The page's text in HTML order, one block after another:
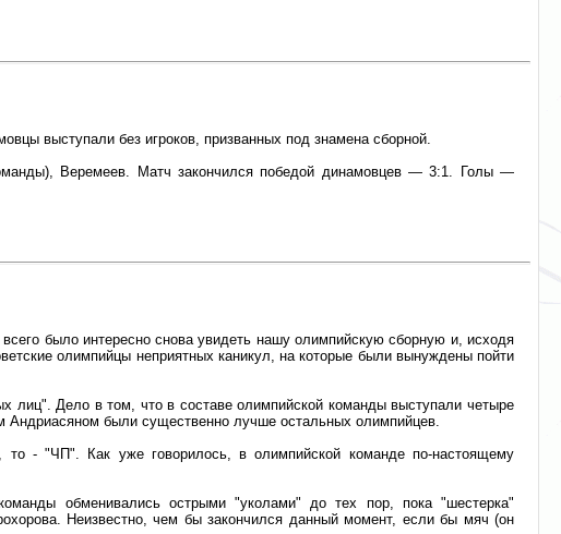
выступали без игроков, призванных под знамена сборной.
Веремеев. Матч закончился победой динамовцев — 3:1. Голы —
было интересно снова увидеть нашу олимпийскую сборную и, исходя
олимпийцы неприятных каникул, на которые были вынуждены пойти
лиц". Дело в том, что в составе олимпийской команды выступали четыре
Андриасяном были существенно лучше остальных олимпийцев.
- "ЧП". Как уже говорилось, в олимпийской команде по-настоящему
обменивались острыми "уколами" до тех пор, пока "шестерка"
Неизвестно, чем бы закончился данный момент, если бы мяч (он